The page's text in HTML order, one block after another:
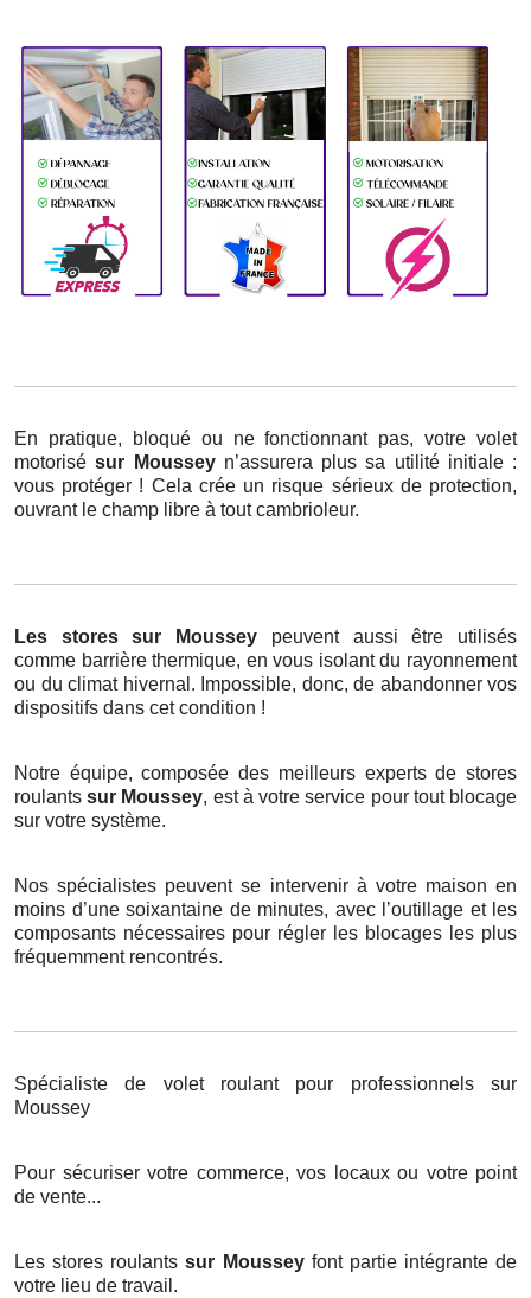
En pratique, bloqué ou ne fonctionnant pas, votre volet
motorisésur Moussey n’assurera plus sa utilité initiale :
vous protéger ! Cela crée un risque sérieux de protection,
ouvrant le champ libre à tout cambrioleur.
Les stores sur Moussey peuvent aussi être utilisés
comme barrière thermique, en vous isolant du rayonnement
ou du climat hivernal. Impossible, donc, de abandonner vos
dispositifs dans cet condition !
Notre équipe, composée des meilleurs experts de stores
roulantssur Moussey, est à votre service pour tout blocage
sur votre système.
Nos spécialistes peuvent se intervenir à votre maison en
moins d’une soixantaine de minutes, avec l’outillage et les
composants nécessaires pour régler les blocages les plus
fréquemment rencontrés.
Spécialiste de volet roulant pour professionnels sur
Moussey
Pour sécuriser votre commerce, vos locaux ou votre point
de vente...
Les stores roulantssur Moussey font partie intégrante de
votre lieu de travail.